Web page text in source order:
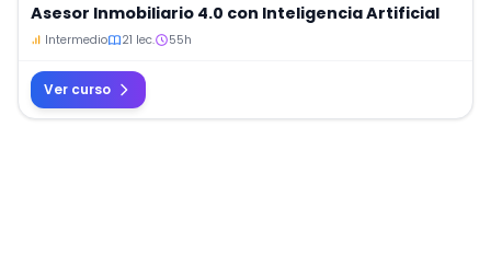
Asesor Inmobiliario 4.0 con Inteligencia Artificial
Intermedio 21 lec. 55h
Ver curso